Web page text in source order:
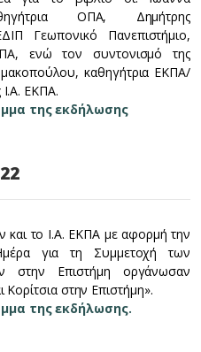
ΟΠΑ, Δημήτρης
Γεωπονικό Πανεπιστήμιο,
ενώ τον συντονισμό της
καθηγήτρια ΕΚΠΑ/
Ι.Α. ΕΚΠΑ.
της εκδήλωσης
και το Ι.Α. ΕΚΠΑ με αφορμή την
για τη Συμμετοχή των
στην Επιστήμη οργάνωσαν
στην Επιστήμη».
της εκδήλωσης.